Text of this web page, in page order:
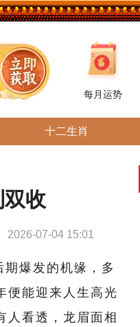
每月运势
十二生肖
收
2026-07-04 15:01
爆发的机缘，多
便能迎来人生高光
人看透，龙眉面相